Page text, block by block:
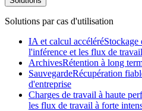
Solutions par cas d'utilisation
IA et calcul accéléré
l'inférence et les flux de
ArchivesRétention à long
SauvegardeRécupération
d'entreprise
Charges de travail à haute
les flux de travail à forte